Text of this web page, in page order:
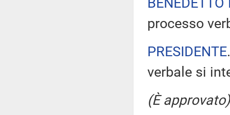
processo
PRESIDENTE
verbale si
(È approvato)